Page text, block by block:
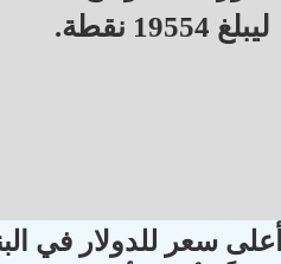
ليبلغ 19554 نقطة.